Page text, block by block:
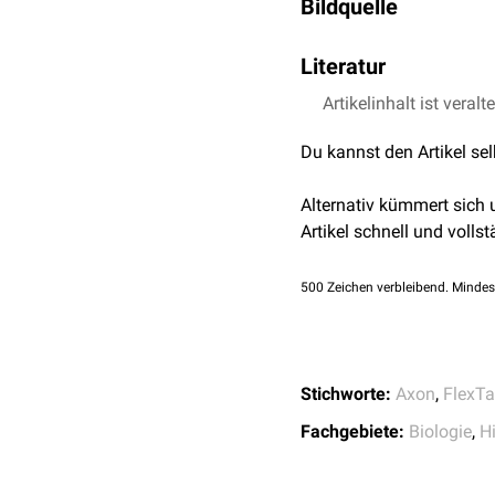
Horizontalzellen
Weiterhin kommen sie in
Bildquelle
Literatur
Rahimi-Majd et al.
Schiebler et al.
Kenneth S. Saladin.
Peichl et al.
Artikelinhalt ist
Du kannst den Artikel
Alternativ kümmert sich
Artikel schnell und
500 Zeichen verbleibend.
Stichworte: Axon,
Fachgebiete: Biologie,